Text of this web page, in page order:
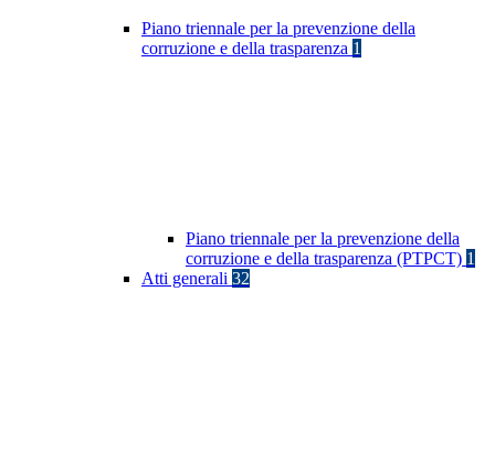
Piano triennale per la prevenzione della
corruzione e della trasparenza 1
Piano triennale per la prevenzione della
corruzione e della trasparenza (PTPCT) 1
Atti generali 32